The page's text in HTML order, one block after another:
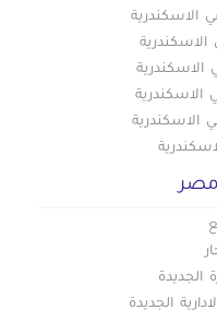
الاسكندرية
الاسكندرية
الاسكندرية
الاسكندرية
مصر
الجديدة
الجديدة